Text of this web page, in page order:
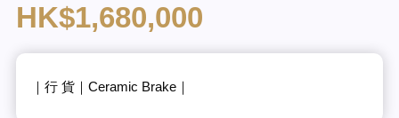
HK$1,680,000
｜行 貨｜Ceramic Brake｜